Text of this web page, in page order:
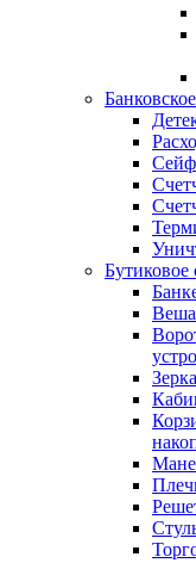
Бутиковое